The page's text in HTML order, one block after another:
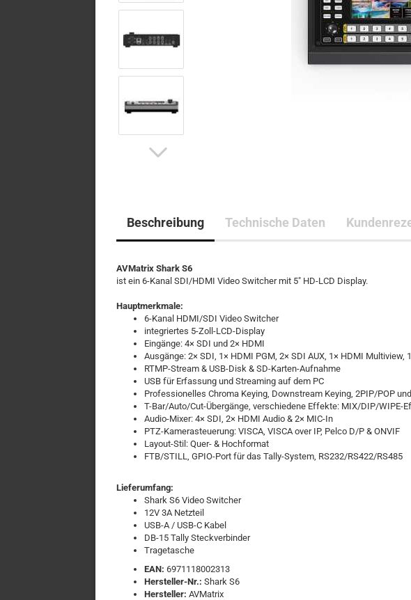
Beschreibung Technische Daten
AVMatrix Shark S6
ist ein 6-Kanal SDI/HDMI Video Switcher mit 5" HD-LCD Display.
Hauptmerkmale:
6-Kanal HDMI/SDI Video Switcher
integriertes 5-Zoll-LCD-Display
Eingänge: 4× SDI und 2× HDMI
Ausgänge: 2× SDI, 1× HDMI PGM, 2× SDI AUX, 1× HDMI Multiview,
RTMP-Stream & USB-Disk & SD-Karten-Aufnahme
USB für Erfassung und Streaming auf dem PC
Professionelles Chroma Keying, Downstream Keying, 2PIP/POP
T-Bar/Auto/Cut-Übergänge, verschiedene Effekte: MIX/DIP/WIPE-
Audio-Mixer: 4× SDI, 2× HDMI Audio & 2× MIC-In
PTZ-Kamerasteuerung: VISCA, VISCA over IP, Pelco D/P & ONVIF
Layout-Stil: Quer- & Hochformat
FTB/STILL, GPIO-Port für das Tally-System, RS232/RS422/RS485
Lieferumfang:
Shark S6 Video Switcher
12V 3A Netzteil
USB-A / USB-C Kabel
DB-15 Tally Steckverbinder
Tragetasche
EAN: 6971118002313
Hersteller-Nr.: Shark S6
Hersteller: AVMatrix